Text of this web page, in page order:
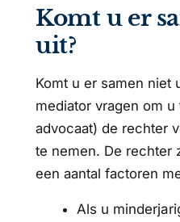
Komt u er
uit?
Komt u er samen niet
mediator vragen om
advocaat) de rechter
te nemen. De rechter
een aantal factoren
Als u